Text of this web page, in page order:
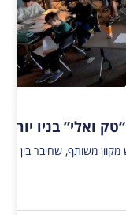
ואלי” בניו יורק
העניק לתלמידים הזדמנות ייחודית להיחשף לאתגרים, להזדמנויות, לתקוות ולחששות